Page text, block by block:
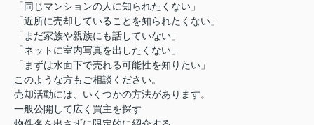
「同じマンションの人に知られたくない」
「近所に売却していることを知られたくない」
「まだ家族や親族にも話していない」
「ネットに室内写真を出したくない」
「まずは水面下で売れる可能性を知りたい」
このような方もご相談ください。
売却活動には、いくつかの方法があります。
一般公開して広く買主を探す